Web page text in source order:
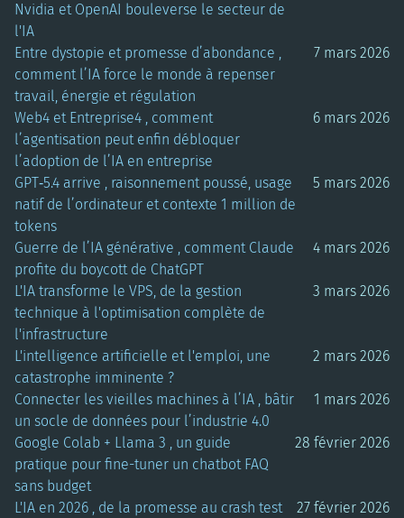
Nvidia et OpenAI bouleverse le secteur de
l'IA
Entre dystopie et promesse d’abondance ,
comment l’IA force le monde à repenser
travail, énergie et régulation
7 mars 2026
Web4 et Entreprise4 , comment
l’agentisation peut enfin débloquer
l’adoption de l’IA en entreprise
6 mars 2026
GPT‑5.4 arrive , raisonnement poussé, usage
natif de l’ordinateur et contexte 1 million de
tokens
5 mars 2026
Guerre de l’IA générative , comment Claude
profite du boycott de ChatGPT
4 mars 2026
L'IA transforme le VPS, de la gestion
technique à l'optimisation complète de
l'infrastructure
3 mars 2026
L'intelligence artificielle et l'emploi, une
catastrophe imminente ?
2 mars 2026
Connecter les vieilles machines à l’IA , bâtir
un socle de données pour l’industrie 4.0
1 mars 2026
Google Colab + Llama 3 , un guide
pratique pour fine-tuner un chatbot FAQ
sans budget
28 février 2026
L'IA en 2026 , de la promesse au crash test
27 février 2026